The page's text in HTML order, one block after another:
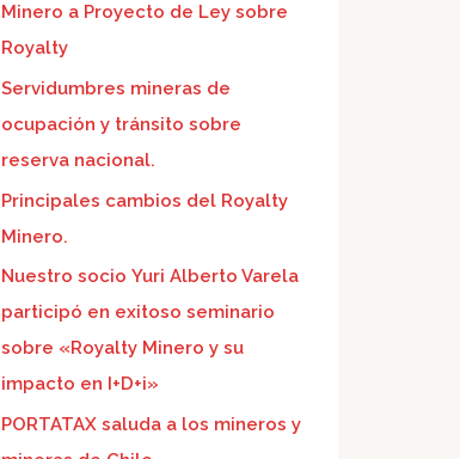
o
r
:
Minero a Proyecto de Ley sobre
Royalty
Servidumbres mineras de
ocupación y tránsito sobre
reserva nacional.
Principales cambios del Royalty
Minero.
Nuestro socio Yuri Alberto Varela
participó en exitoso seminario
sobre «Royalty Minero y su
impacto en I+D+i»
PORTATAX saluda a los mineros y